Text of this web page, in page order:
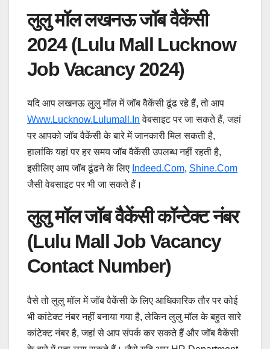
लुलु मॉल लखनऊ जॉब वैकेंसी
2024 (Lulu Mall Lucknow
Job Vacancy 2024)
यदि आप लखनऊ लुलु मॉल में जॉब वैकेंसी ढूंढ रहे हैं, तो आप
Www.lucknow.lulumall.in वेबसाइट पर जा सकते हैं, जहां
पर आपको जॉब वैकेंसी के बारे में जानकारी मिल सकती है,
हालांकि यहां पर हर समय जॉब वैकेंसी उपलब्ध नहीं रहती है,
इसीलिए आप जॉब ढूंढने के लिए Indeed.com, Shine.com
जैसी वेबसाइट पर भी जा सकते हैं।
लुलु मॉल जॉब वैकेंसी कॉन्टेक्ट नंबर
(Lulu Mall Job Vacancy
Contact Number)
वैसे तो लुलु मॉल में जॉब वैकेंसी के लिए आधिकारिक तौर पर कोई
भी कांटेक्ट नंबर नहीं बनाया गया है, लेकिन लुलु मॉल के बहुत सारे
कांटेक्ट नंबर है, जहां से आप संपर्क कर सकते हैं और जॉब वैकेंसी